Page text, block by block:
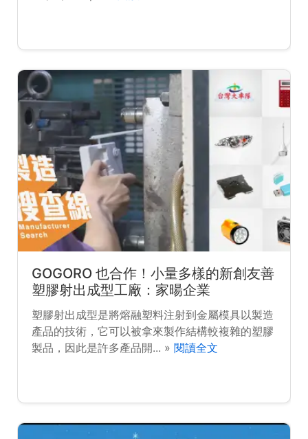
GOGORO 也合作！小量多樣的新創友善
塑膠射出成型工廠：家暘企業
塑膠射出成型是將熔融塑料注射到金屬模具以製造
產品的技術，它可以被拿來製作結構較複雜的塑膠
製品，因此是許多產品開... » 閱讀全文